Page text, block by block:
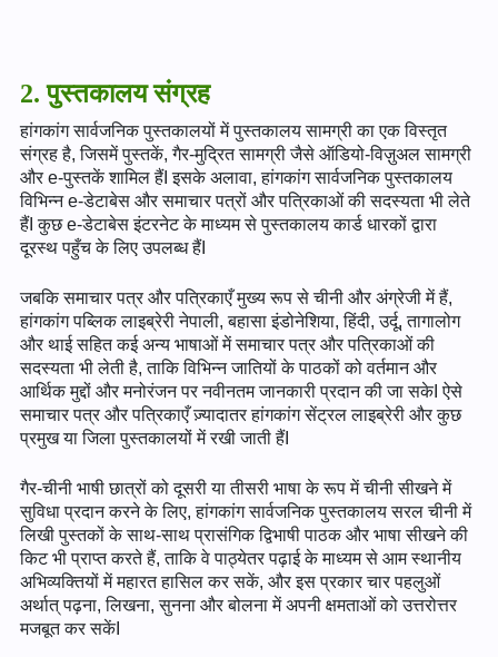
2. पुस्तकालय संग्रह
हांगकांग सार्वजनिक पुस्तकालयों में पुस्तकालय सामग्री का एक विस्तृत
संग्रह है, जिसमें पुस्तकें, गैर-मुद्रित सामग्री जैसे ऑडियो-विज़ुअल सामग्री
और e-पुस्तकें शामिल हैंI इसके अलावा, हांगकांग सार्वजनिक पुस्तकालय
विभिन्न e-डेटाबेस और समाचार पत्रों और पत्रिकाओं की सदस्यता भी लेते
हैंI कुछ e-डेटाबेस इंटरनेट के माध्यम से पुस्तकालय कार्ड धारकों द्वारा
दूरस्थ पहुँच के लिए उपलब्ध हैंI
जबकि समाचार पत्र और पत्रिकाएँ मुख्य रूप से चीनी और अंग्रेजी में हैं,
हांगकांग पब्लिक लाइब्रेरी नेपाली, बहासा इंडोनेशिया, हिंदी, उर्दू, तागालोग
और थाई सहित कई अन्य भाषाओं में समाचार पत्र और पत्रिकाओं की
सदस्यता भी लेती है, ताकि विभिन्न जातियों के पाठकों को वर्तमान और
आर्थिक मुद्दों और मनोरंजन पर नवीनतम जानकारी प्रदान की जा सकेI ऐसे
समाचार पत्र और पत्रिकाएँ ज़्यादातर हांगकांग सेंट्रल लाइब्रेरी और कुछ
प्रमुख या जिला पुस्तकालयों में रखी जाती हैंI
गैर-चीनी भाषी छात्रों को दूसरी या तीसरी भाषा के रूप में चीनी सीखने में
सुविधा प्रदान करने के लिए, हांगकांग सार्वजनिक पुस्तकालय सरल चीनी में
लिखी पुस्तकों के साथ-साथ प्रासंगिक द्विभाषी पाठक और भाषा सीखने की
किट भी प्राप्त करते हैं, ताकि वे पाठ्येतर पढ़ाई के माध्यम से आम स्थानीय
अभिव्यक्तियों में महारत हासिल कर सकें, और इस प्रकार चार पहलुओं
अर्थात् पढ़ना, लिखना, सुनना और बोलना में अपनी क्षमताओं को उत्तरोत्तर
मजबूत कर सकेंI